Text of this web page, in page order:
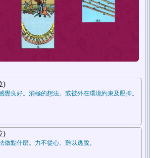
)
覺良好。消極的想法。或被外在環境約束及壓抑。
)
做點什麼。力不從心。難以逃脫。